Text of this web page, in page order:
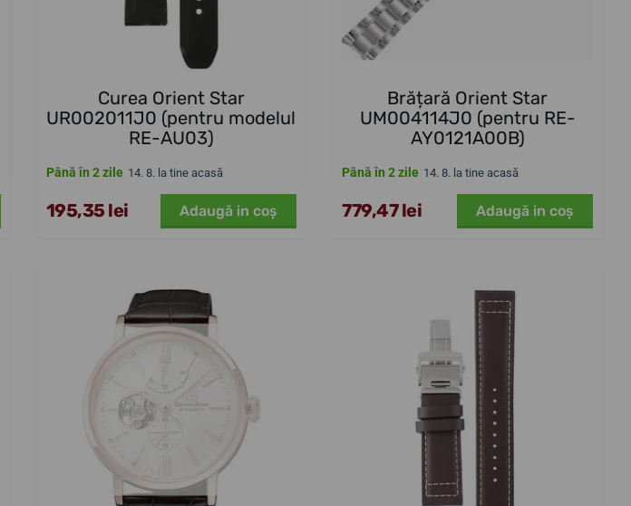
Curea Orient Star
UR002011J0 (pentru modelul
RE-AU03)
Până în 2 zile 14. 8. la tine acasă
195,35 lei Adaugă in coş
Brățară Orient Star
UM004114J0 (pentru RE-
AY0121A00B)
Până în 2 zile 14. 8. la tine acasă
779,47 lei Adaugă in coş